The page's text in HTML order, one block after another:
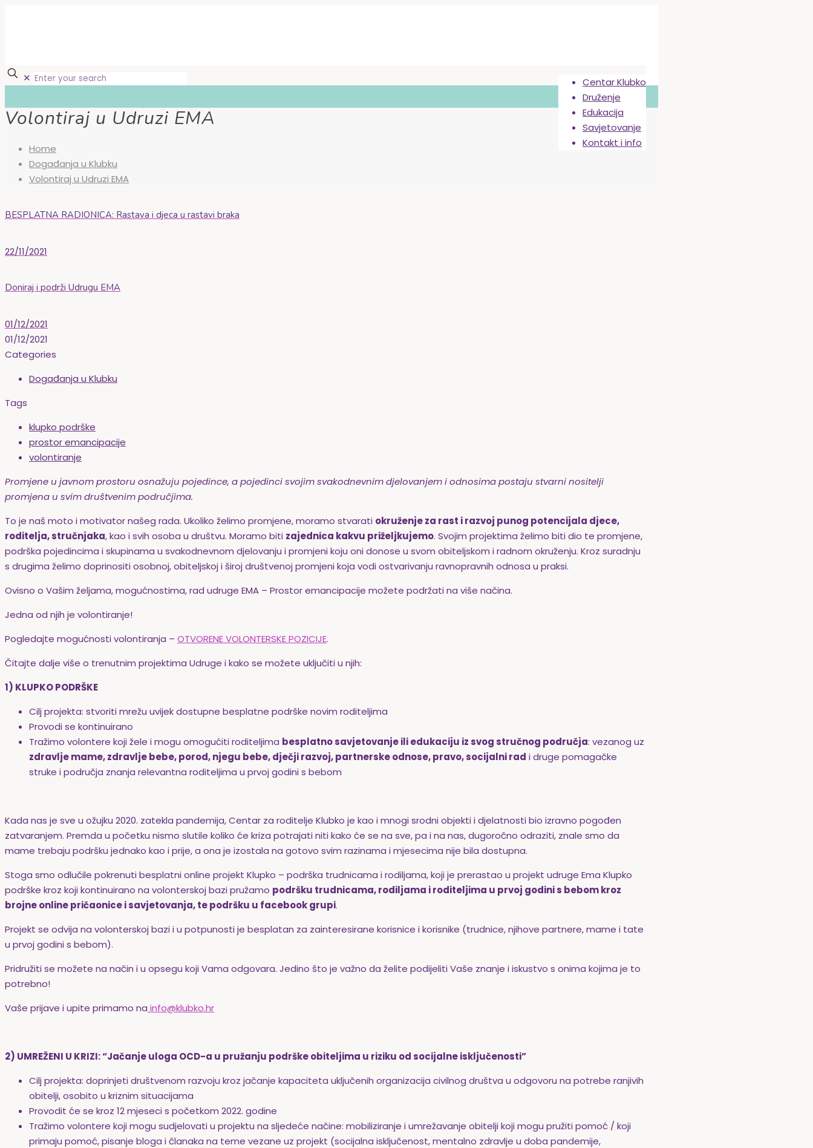
Centar Klubko
Druženje
Edukacija
Savjetovanje
Kontakt i info
✕
Volontiraj u Udruzi EMA
Home
Događanja u Klubku
Volontiraj u Udruzi EMA
BESPLATNA RADIONICA: Rastava i djeca u rastavi braka
22/11/2021
Doniraj i podrži Udrugu EMA
01/12/2021
01/12/2021
Categories
Događanja u Klubku
Tags
klupko podrške
prostor emancipacije
volontiranje
Promjene u javnom prostoru osnažuju pojedince, a pojedinci svojim svakodnevnim djelovanjem i odnosima postaju stvarni nositelji
promjena u svim društvenim područjima.
To je naš moto i motivator našeg rada. Ukoliko želimo promjene, moramo stvarati okruženje za rast i razvoj punog potencijala djece,
roditelja, stručnjaka, kao i svih osoba u društvu. Moramo biti zajednica kakvu priželjkujemo. Svojim projektima želimo biti dio te promjene,
podrška pojedincima i skupinama u svakodnevnom djelovanju i promjeni koju oni donose u svom obiteljskom i radnom okruženju. Kroz suradnju
s drugima želimo doprinositi osobnoj, obiteljskoj i široj društvenoj promjeni koja vodi ostvarivanju ravnopravnih odnosa u praksi.
Ovisno o Vašim željama, mogućnostima, rad udruge EMA – Prostor emancipacije možete podržati na više načina.
Jedna od njih je volontiranje!
Pogledajte mogućnosti volontiranja – OTVORENE VOLONTERSKE POZICIJE.
Čitajte dalje više o trenutnim projektima Udruge i kako se možete uključiti u njih:
1) KLUPKO PODRŠKE
Cilj projekta: stvoriti mrežu uvijek dostupne besplatne podrške novim roditeljima
Provodi se kontinuirano
Tražimo volontere koji žele i mogu omogućiti roditeljima besplatno savjetovanje ili edukaciju iz svog stručnog područja: vezanog uz
zdravlje mame, zdravlje bebe, porod, njegu bebe, dječji razvoj, partnerske odnose, pravo, socijalni rad i druge pomagačke
struke i područja znanja relevantna roditeljima u prvoj godini s bebom
Kada nas je sve u ožujku 2020. zatekla pandemija, Centar za roditelje Klubko je kao i mnogi srodni objekti i djelatnosti bio izravno pogođen
zatvaranjem. Premda u početku nismo slutile koliko će kriza potrajati niti kako će se na sve, pa i na nas, dugoročno odraziti, znale smo da
mame trebaju podršku jednako kao i prije, a ona je izostala na gotovo svim razinama i mjesecima nije bila dostupna.
Stoga smo odlučile pokrenuti besplatni online projekt Klupko – podrška trudnicama i rodiljama, koji je prerastao u projekt udruge Ema Klupko
podrške kroz koji kontinuirano na volonterskoj bazi pružamo podršku trudnicama, rodiljama i roditeljima u prvoj godini s bebom kroz
brojne online pričaonice i savjetovanja, te podršku u facebook grupi.
Projekt se odvija na volonterskoj bazi i u potpunosti je besplatan za zainteresirane korisnice i korisnike (trudnice, njihove partnere, mame i tate
u prvoj godini s bebom).
Pridružiti se možete na način i u opsegu koji Vama odgovara. Jedino što je važno da želite podijeliti Vaše znanje i iskustvo s onima kojima je to
potrebno!
Vaše prijave i upite primamo na info@klubko.hr
2) UMREŽENI U KRIZI: “Jačanje uloga OCD-a u pružanju podrške obiteljima u riziku od socijalne isključenosti”
Cilj projekta: doprinjeti društvenom razvoju kroz jačanje kapaciteta uključenih organizacija civilnog društva u odgovoru na potrebe ranjivih
obitelji, osobito u kriznim situacijama
Provodit će se kroz 12 mjeseci s početkom 2022. godine
Tražimo volontere koji mogu sudjelovati u projektu na sljedeće načine: mobiliziranje i umrežavanje obitelji koji mogu pružiti pomoć / koji
primaju pomoć, pisanje bloga i članaka na teme vezane uz projekt (socijalna isključenost, mentalno zdravlje u doba pandemije,